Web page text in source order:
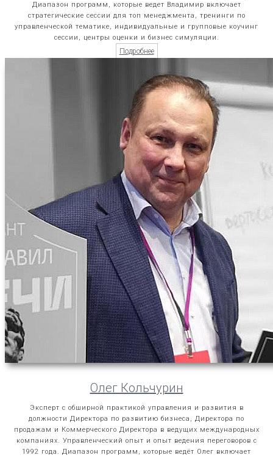
Диапазон программ, которые ведет Владимир включает
стратегические сессии для топ менеджмента, тренинги по
управленческой тематике, индивидуальные и групповые коучинг
сессии, центры оценки и бизнес симуляции.
Подробнее
Олег Кольчурин
Эксперт с обширной практикой управления и развития в
должности Директора по развитию бизнеса, Директора по
продажам и Коммерческого Директора в ведущих международных
компаниях. Управленческий опыт и опыт ведения переговоров с
1992 года. Диапазон программ, которые ведёт Олег включает